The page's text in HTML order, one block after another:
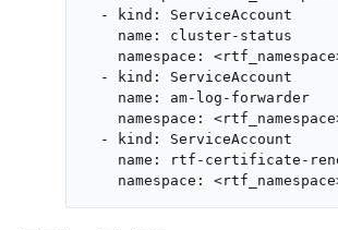
  - kind: ServiceAccount
    name: cluster-status
namespace:
  - kind: ServiceAccount
    name: am-log-forwarder
namespace:
  - kind: ServiceAccount
name: rtf-certificate-
namespace: